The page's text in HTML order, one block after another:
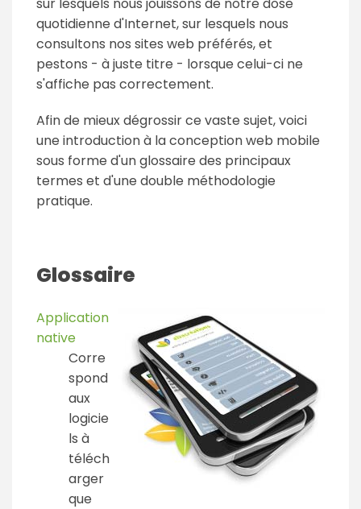
quotidienne d'Internet, sur lesquels nous
consultons nos sites web préférés, et
pestons - à juste titre - lorsque celui-ci ne
s'affiche pas correctement.
Afin de mieux dégrossir ce vaste sujet, voici
une introduction à la conception web mobile
sous forme d'un glossaire des principaux
termes et d'une double méthodologie
pratique.
Glossaire
Application
native
Corre
spond
aux
logicie
ls à
téléch
arger
que